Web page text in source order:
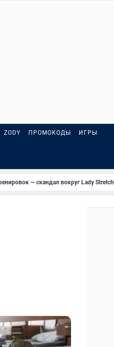
ZODY ПРОМОКОДЫ ИГРЫ
— скандал вокруг Lady Stretch